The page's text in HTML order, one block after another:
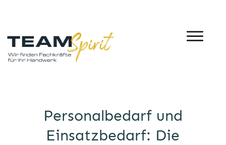
Personalbedarf und
Einsatzbedarf: Die